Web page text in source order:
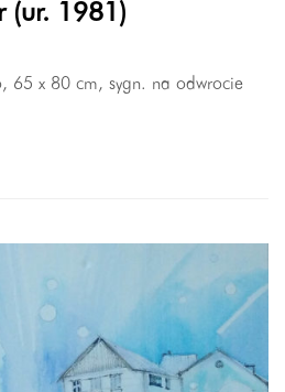
(ur. 1981)
65 x 80 cm, sygn. na odwrocie